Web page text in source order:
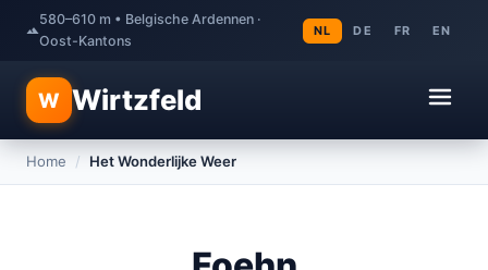
580–610 m • Belgische Ardennen ·
Oost-Kantons
NL DE FR EN
W Wirtzfeld
Home / Het Wonderlijke Weer